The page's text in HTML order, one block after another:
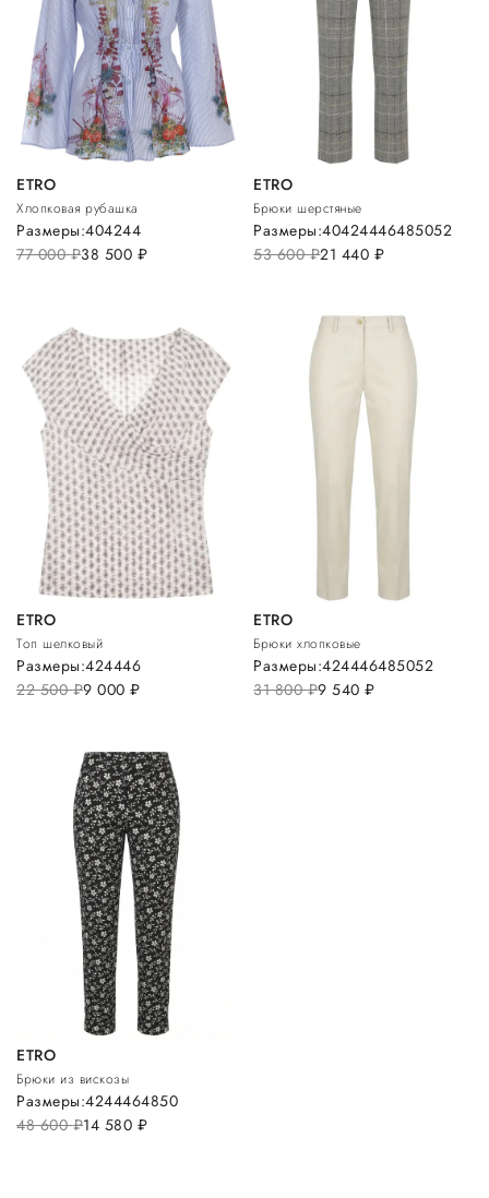
ETRO
Хлопковая рубашка
77 000руб.38 500 руб.
Размеры:404244
ETRO
Брюки шерстяные
53 600руб.21 440 руб.
Размеры:40424446485052
ETRO
Топ шелковый
22 500руб.9 000 руб.
Размеры:424446
ETRO
Брюки хлопковые
31 800руб.9 540руб.
Размеры:424446485052
ETRO
Брюки из вискозы
48 600руб.14 580 руб.
Размеры:4244464850